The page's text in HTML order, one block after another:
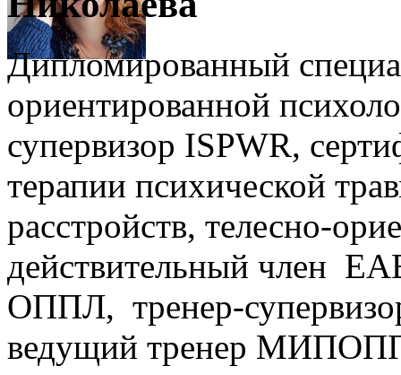
Дипломированный
ориентированной
супервизор ISPWR,
терапии психической
расстройств, телесно-
действительный член
ОППЛ, тренер-
ведущий тренер